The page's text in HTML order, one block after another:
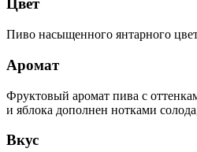
Цвет
Пиво насыщенного янтарного
Аромат
Фруктовый аромат пива с
и яблока дополнен нотками
Вкус